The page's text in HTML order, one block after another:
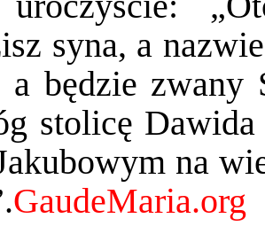
syna, a
będzie zwany
stolicę
na